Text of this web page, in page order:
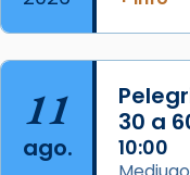
📸 Dr. G. Simón
Foto
View on Facebook ·
11
ago.
30 a
10:00